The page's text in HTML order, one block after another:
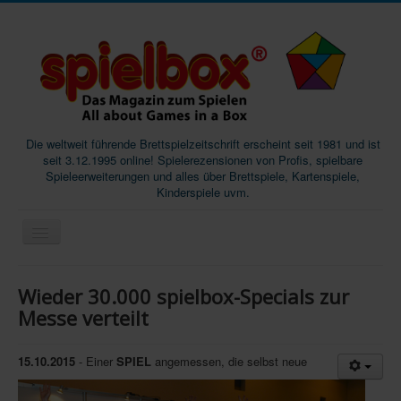
Die weltweit führende Brettspielzeitschrift erscheint seit 1981 und ist
seit 3.12.1995 online! Spielerezensionen von Profis, spielbare
Spieleerweiterungen und alles über Brettspiele, Kartenspiele,
Kinderspiele uvm.
Magazine
Podcast
Wieder 30.000 spielbox-Specials zur
Messe verteilt
15.10.2015 - Einer SPIEL angemessen, die selbst neue